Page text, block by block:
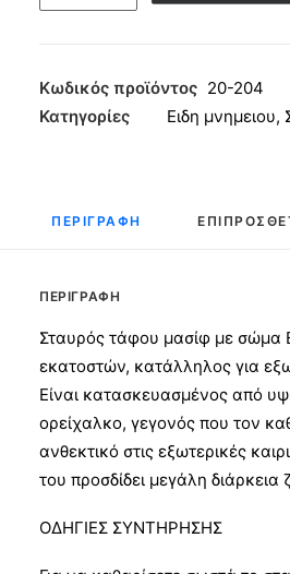
Μπρονζέ
60εκ
Κωδικός προϊόντος 20-204
Κατηγορίες
Ειδη μνημειου,
ΠΕΡΙΓΡΑΦΉ
ΠΕΡΙΓΡΑΦΉ
Σταυρός τάφου μασίφ με σώμα
εκατοστών, κατάλληλος για
Είναι κατασκευασμένος από
ορείχαλκο, γεγονός που τον
ανθεκτικό στις εξωτερικές
του προσδίδει μεγάλη διάρκεια
ΟΔΗΓΙΕΣ ΣΥΝΤΗΡΗΣΗΣ